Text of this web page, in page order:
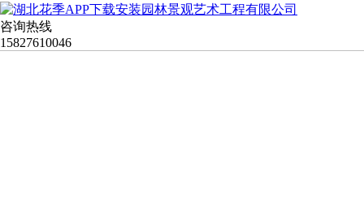
咨询热线
15827610046